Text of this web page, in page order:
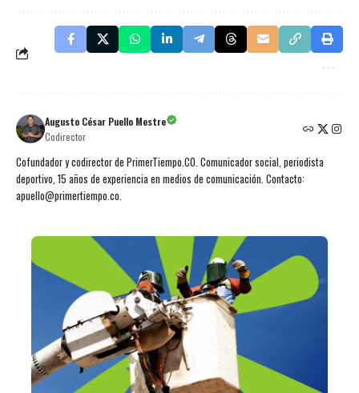
Augusto César Puello Mestre
Codirector
Cofundador y codirector de PrimerTiempo.CO. Comunicador social, periodista
deportivo, 15 años de experiencia en medios de comunicación. Contacto:
apuello@primertiempo.co.